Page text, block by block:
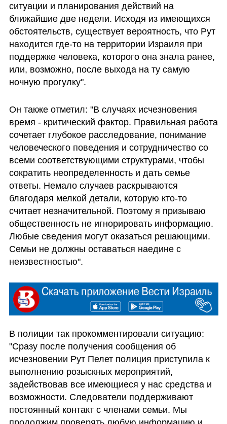
ситуации и планирования действий на
ближайшие две недели. Исходя из имеющихся
обстоятельств, существует вероятность, что Рут
находится где-то на территории Израиля при
поддержке человека, которого она знала ранее,
или, возможно, после выхода на ту самую
ночную прогулку".
Он также отметил: "В случаях исчезновения
время - критический фактор. Правильная работа
сочетает глубокое расследование, понимание
человеческого поведения и сотрудничество со
всеми соответствующими структурами, чтобы
сократить неопределенность и дать семье
ответы. Немало случаев раскрываются
благодаря мелкой детали, которую кто-то
считает незначительной. Поэтому я призываю
общественность не игнорировать информацию.
Любые сведения могут оказаться решающими.
Семьи не должны оставаться наедине с
неизвестностью".
В полиции так прокомментировали ситуацию:
"Сразу после получения сообщения об
исчезновении Рут Пелет полиция приступила к
выполнению розыскных мероприятий,
задействовав все имеющиеся у нас средства и
возможности. Следователи поддерживают
постоянный контакт с членами семьи. Мы